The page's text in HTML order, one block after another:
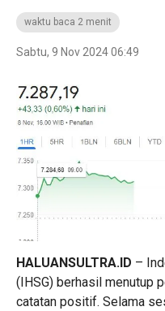
waktu baca 2 menit
Sabtu, 9 Nov 2024 06:49
HALUANSULTRA.ID –
(IHSG) berhasil menutup
catatan positif. Selama